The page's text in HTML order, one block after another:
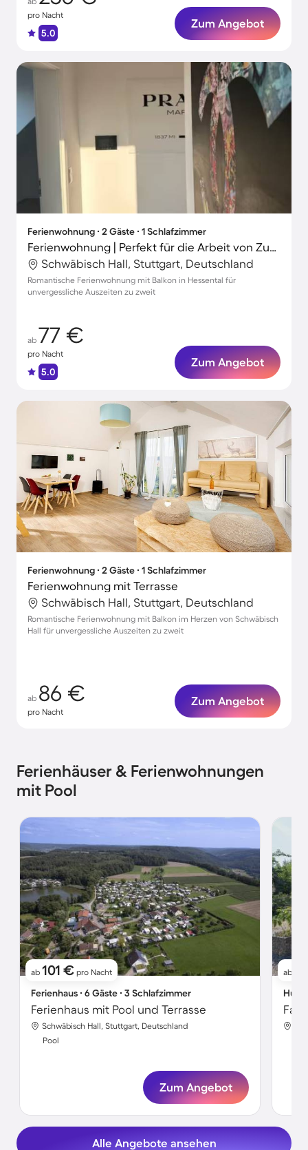
pro Nacht
5.0
Zum Angebot
Ferienwohnung ∙ 2 Gäste ∙ 1 Schlafzimmer
Ferienwohnung | Perfekt für die Arbeit von Zuhause
Schwäbisch Hall, Stuttgart, Deutschland
Romantische Ferienwohnung mit Balkon in Hessental für
unvergessliche Auszeiten zu zweit
ab 77 €
pro Nacht
5.0
Zum Angebot
Ferienwohnung ∙ 2 Gäste ∙ 1 Schlafzimmer
Ferienwohnung mit Terrasse
Schwäbisch Hall, Stuttgart, Deutschland
Romantische Ferienwohnung mit Balkon im Herzen von Schwäbisch
Hall für unvergessliche Auszeiten zu zweit
ab 86 €
pro Nacht
Zum Angebot
Ferienhäuser & Ferienwohnungen
mit Pool
ab 101 € pro Nacht
Ferienhaus ∙ 6 Gäste ∙ 3 Schlafzimmer
Ferienhaus mit Pool und Terrasse
Schwäbisch Hall, Stuttgart, Deutschland
Pool
Zum Angebot
ab
Hütte
Alle Angebote ansehen